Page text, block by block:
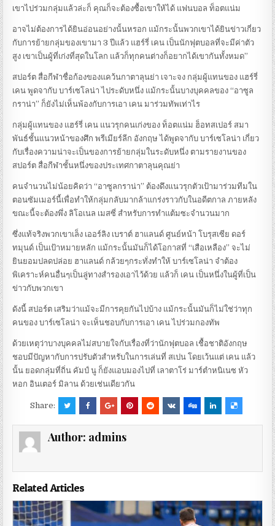
เขาไปร่วมกลุ่มแล้วล่ะก็ คุณก็จะต้องซื้อเขาให้ได้ แฟนบอล ท็อตแน่ม
อาจไม่ต้องการได้ยินอ่อนอย่างนั้นหรอก แม้กระนั้นพวกเขาได้ยินข่าวเกี่ยว
กับการย้ายกลุ่มของเขามา 3 ปีแล้ว แฮร์รี่ เคน เป็นนักฟุตบอลที่จะมีค่าตัว
สูง เขาเป็นผู้ที่เก่งที่สุดในโลก แล้วก็ทุกคนต่างก็อยากได้เขากันทั้งหมด”
สปอร์ต สื่อกีฬาชื่อก้องของแคว้นกาตาลุนย่า เจาะจง กลุ่มผู้แทนของ แฮร์รี่
เคน พูดจากับ บาร์เซโลน่า ไประดับหนึ่ง แม้กระนั้นบางบุคคลของ “อาซูล
กราน่า” ก็ยังไม่เห็นพ้องกับการเอา เคน มาร่วมทัพเท่าไร
กลุ่มผู้แทนของ แฮร์รี่ เคน แนวรุกคนเก่งของ ท็อตแน่ม ฮ็อทสเปอร์ สมา
พันธ์ชั้นแนวหน้าของศึก พรีเมียร์ลีก อังกฤษ ได้พูดจากับ บาร์เซโลน่า เกี่ยว
กับเรื่องความน่าจะเป็นของการย้ายกลุ่มในระดับหนึ่ง ตามรายงานของ
สปอร์ต สื่อกีฬาชั้นหนึ่งของประเทศกาตาลุนคุณย่า
คนจำนวนไม่น้อยคิดว่า “อาซูลกราน่า” ต้องดึงแนวรุกตัวเป้ามาร่วมทีมใน
ตอนซัมเมอร์นี้เพื่อทำให้กลุ่มกลับมากล้าแกร่งราวกับในอดีตกาล ภายหลัง
ขณะนี้จะต้องพึ่ง ลิโอเนล เมสซี่ สำหรับการทำแต้มซะจำนวนมาก
ซึ่งแท้จริงพวกเขาเล็ง เออร์ลิง เบราต์ ฮาแลนด์ ศูนย์หน้า โบรุสเซีย ดอร์
ทมุนด์ เป็นเป้าหมายหลัก แม้กระนั้นมันก็ได้โอกาสที่ “เสือเหลือง” จะไม่
ยินยอมปลดปล่อย ฮาแลนด์ กล้วยๆกระทั่งทำให้ บาร์เซโลน่า จำต้อง
พิเคราะห์คนอื่นๆเป็นลู่ทางสำรองเอาไว้ด้วย แล้วก็ เคน เป็นหนึ่งในผู้ที่เป็น
ข่าวกับพวกเขา
ดังนี้ สปอร์ต เสริมว่าแม้จะมีการคุยกันไปบ้าง แม้กระนั้นมันก็ไม่ใช่ว่าทุก
คนของ บาร์เซโลน่า จะเห็นชอบกับการเอา เคน ไปร่วมกองทัพ
ด้วยเหตุว่าบางบุคคลไม่สบายใจกับเรื่องที่ว่านักฟุตบอล เชื้อชาติอังกฤษ
ชอบมีปัญหากับการปรับตัวสำหรับในการเล่นที่ สเปน โดยเว้นแต่ เคน แล้ว
นั้น ยอดกลุ่มที่ถิ่น คัมป์ นู ก็ยังแอบมองไปที่ เลาตาโร่ มาร์ตำหนิเนซ หัว
หอก อินเตอร์ มิลาน ด้วยเช่นเดียวกัน
Share:
Author: admins
Related Articles